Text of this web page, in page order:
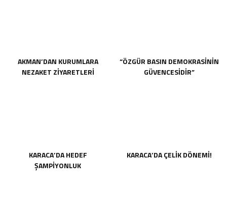
AKMAN’DAN KURUMLARA
NEZAKET ZİYARETLERİ
“ÖZGÜR BASIN DEMOKRASİNİN
GÜVENCESİDİR”
KARACA’DA HEDEF
ŞAMPİYONLUK
KARACA’DA ÇELİK DÖNEMİ!